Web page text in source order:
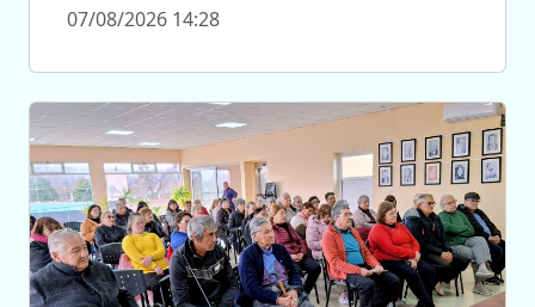
07/08/2026 14:28